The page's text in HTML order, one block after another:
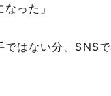
った」
ではない分、SNSで